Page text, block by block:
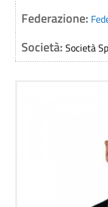
Federazione:
Società: Società